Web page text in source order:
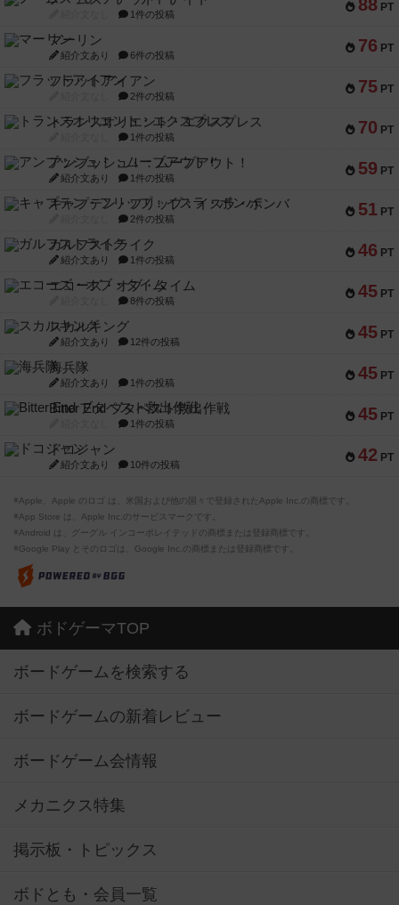
88 PT
1件の投稿
76 PT
マーリン
紹介文あり 6件の投稿
75 PT
フラットアイアン
2件の投稿
70 PT
トランスオリエント・エクスプレス
1件の投稿
59 PT
アンブッシュ！：ムーブアウト！
紹介文あり 1件の投稿
51 PT
キャプテン・フリップ：イスラ・ボンバ
2件の投稿
46 PT
ガルフストライク
紹介文あり 1件の投稿
45 PT
エコーズ・オブ・タイム
8件の投稿
45 PT
スカルキング
紹介文あり 12件の投稿
45 PT
海兵隊
紹介文あり 1件の投稿
45 PT
Bitter End ブタペスト救出作戦
1件の投稿
42 PT
ドコジャン
紹介文あり 10件の投稿
※Apple、Apple のロゴ は、米国および他の国々で登録されたApple Inc.の商標です。
※App Store は、Apple Inc.のサービスマークです。
※Android は、グーグル インコーポレイテッドの商標または登録商標です。
※Google Play とそのロゴは、Google Inc.の商標または登録商標です。
ボドゲーマTOP
ボードゲームを検索する
ボードゲームの新着レビュー
ボードゲーム会情報
メカニクス特集
掲示板・トピックス
ボドとも・会員一覧